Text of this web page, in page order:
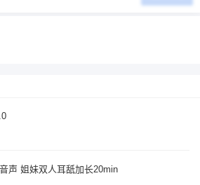
声 姐妹双人耳舐加长20min